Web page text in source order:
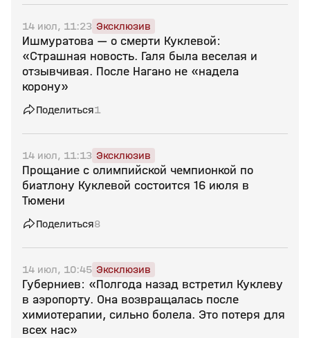
14 июл, 11:23 Эксклюзив
Ишмуратова — о смерти Куклевой:
«Страшная новость. Галя была веселая и
отзывчивая. После Нагано не «надела
корону»
Поделиться1
14 июл, 11:13 Эксклюзив
Прощание с олимпийской чемпионкой по
биатлону Куклевой состоится 16 июля в
Тюмени
Поделиться8
14 июл, 10:45 Эксклюзив
Губерниев: «Полгода назад встретил Куклеву
в аэропорту. Она возвращалась после
химиотерапии, сильно болела. Это потеря для
всех нас»